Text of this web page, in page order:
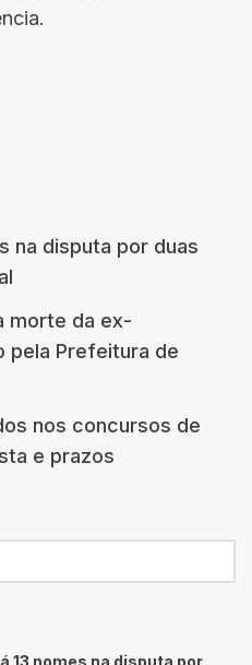
na disputa por duas
morte da ex-
pela Prefeitura de
nos concursos de
e prazos
13 nomes na disputa por